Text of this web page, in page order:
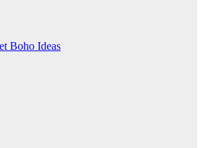
Boho Ideas